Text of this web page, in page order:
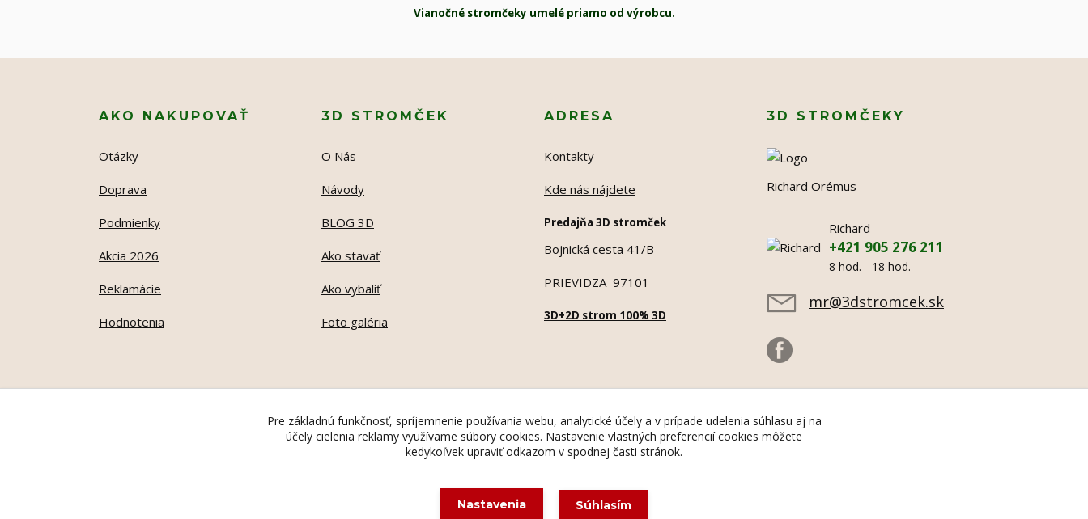
Vianočné stromčeky umelé priamo od výrobcu.
AKO NAKUPOVAŤ
Otázky
Doprava
Podmienky
Akcia 2026
Reklamácie
Hodnotenia
3D STROMČEK
O Nás
Návody
BLOG 3D
Ako stavať
Ako vybaliť
Foto galéria
ADRESA
Kontakty
Kde nás nájdete
Predajňa 3D stromček
Bojnická cesta 41/B
PRIEVIDZA 97101
3D+2D strom 100% 3D
3D STROMČEKY
Richard Orémus
Richard
+421 905 276 211
8 hod. - 18 hod.
mr@3dstromcek.sk
Ochranná známka Madona Rosa © 1995
Pre základnú funkčnosť, spríjemnenie používania webu, analytické účely a v prípade udelenia súhlasu aj na
účely cielenia reklamy využívame súbory cookies. Nastavenie vlastných preferencií cookies môžete
kedykoľvek upraviť odkazom v spodnej časti stránok.
Nastavenia Súhlasím